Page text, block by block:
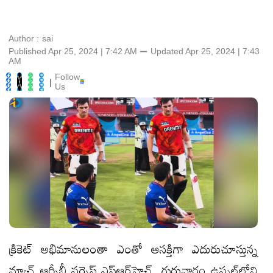
Author : sai
Published Apr 25, 2024 | 7:42 AM ⚊ Updated Apr 25, 2024 | 7:43
AM
| Follow
Us
క్రికెట్‌ అభిమానులంతా ఎంతో ఆసక్తిగా ఎదురుచూస్తున్న